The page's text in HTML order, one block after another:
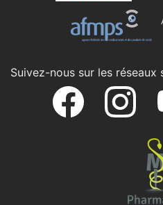
Suivez-nous sur les réseaux